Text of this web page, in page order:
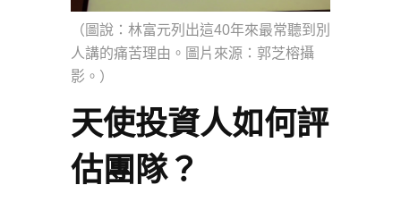
（圖說：林富元列出這40年來最常聽到別
人講的痛苦理由。圖片來源：郭芝榕攝
影。）
天使投資人如何評
估團隊？